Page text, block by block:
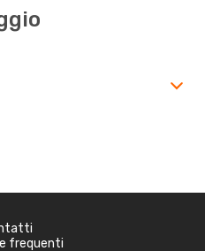
frequenti